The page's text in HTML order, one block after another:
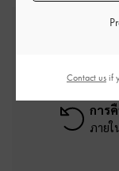
การ
ภาย
Contact us if